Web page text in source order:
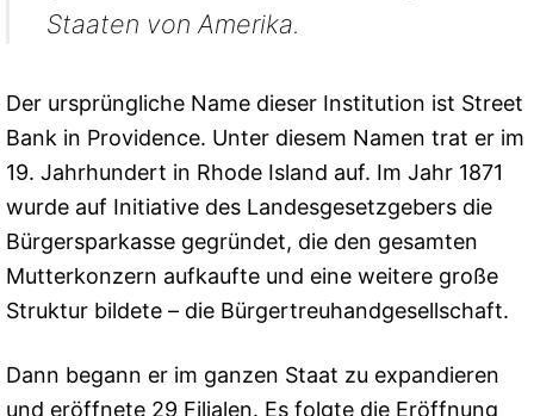
Staaten von Amerika.
Der ursprüngliche Name dieser Institution ist Street
Bank in Providence. Unter diesem Namen trat er im
19. Jahrhundert in Rhode Island auf. Im Jahr 1871
wurde auf Initiative des Landesgesetzgebers die
Bürgersparkasse gegründet, die den gesamten
Mutterkonzern aufkaufte und eine weitere große
Struktur bildete – die Bürgertreuhandgesellschaft.
Dann begann er im ganzen Staat zu expandieren
und eröffnete 29 Filialen. Es folgte die Eröffnung